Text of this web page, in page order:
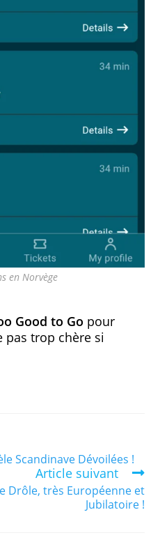
en Norvège
Good to Go pour
trop chère si
Scandinave Dévoilées !
Article suivant
Drôle, très Européenne et
Jubilatoire !